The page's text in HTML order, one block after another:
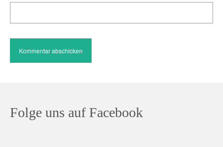
Folge uns auf Facebook